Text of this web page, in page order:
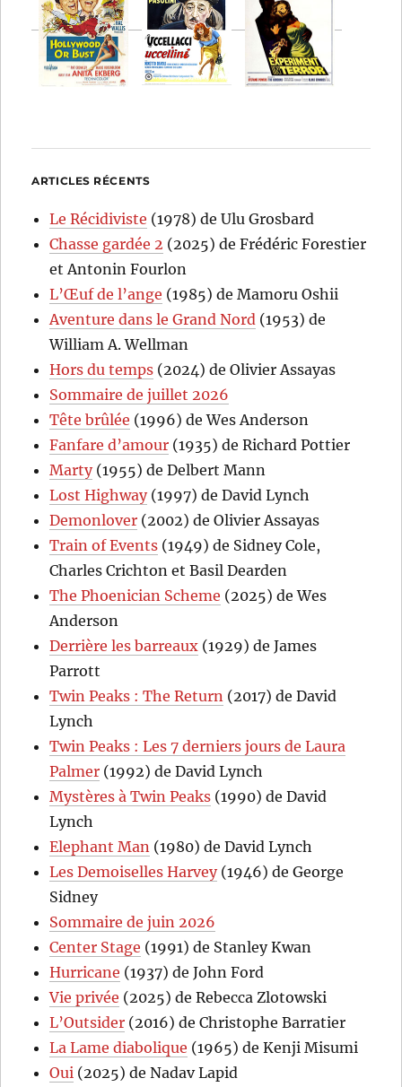
ARTICLES RÉCENTS
Le Récidiviste (1978) de Ulu Grosbard
Chasse gardée 2 (2025) de Frédéric Forestier
et Antonin Fourlon
L’Œuf de l’ange (1985) de Mamoru Oshii
Aventure dans le Grand Nord (1953) de
William A. Wellman
Hors du temps (2024) de Olivier Assayas
Sommaire de juillet 2026
Tête brûlée (1996) de Wes Anderson
Fanfare d’amour (1935) de Richard Pottier
Marty(1955) de Delbert Mann
Lost Highway(1997) de David Lynch
Demonlover (2002) de Olivier Assayas
Train of Events (1949) de Sidney Cole,
Charles Crichton et Basil Dearden
The Phoenician Scheme (2025) de Wes
Anderson
Derrière les barreaux (1929) de James
Parrott
Twin Peaks : The Return (2017) de David
Lynch
Twin Peaks : Les 7 derniers jours de Laura
Palmer (1992) de David Lynch
Mystères à Twin Peaks (1990) de David
Lynch
Elephant Man (1980) de David Lynch
Les Demoiselles Harvey(1946) de George
Sidney
Sommaire de juin 2026
Center Stage (1991) de Stanley Kwan
Hurricane (1937) de John Ford
Vie privée (2025) de Rebecca Zlotowski
L’Outsider (2016) de Christophe Barratier
La Lame diabolique (1965) de Kenji Misumi
Oui (2025) de Nadav Lapid